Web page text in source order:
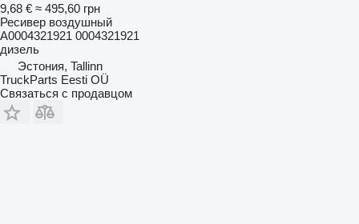
9,68 € ≈ 495,60 грн
Ресивер воздушный
A0004321921 0004321921
дизель
Эстония, Tallinn
TruckParts Eesti OÜ
Связаться с продавцом